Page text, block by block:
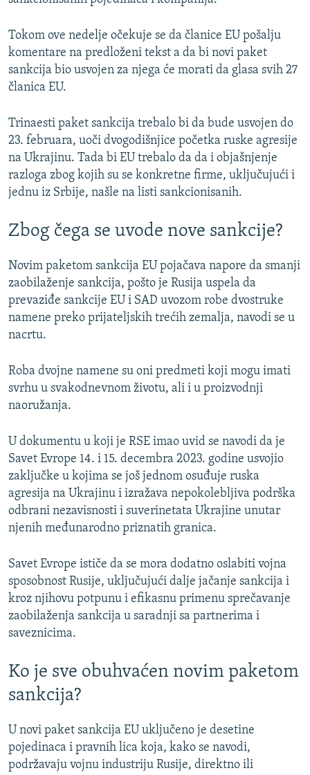
Tokom ove nedelje očekuje se da članice EU pošalju
komentare na predloženi tekst a da bi novi paket
sankcija bio usvojen za njega će morati da glasa svih 27
članica EU.
Trinaesti paket sankcija trebalo bi da bude usvojen do
23. februara, uoči dvogodišnjice početka ruske agresije
na Ukrajinu. Tada bi EU trebalo da da i objašnjenje
razloga zbog kojih su se konkretne firme, uključujući i
jednu iz Srbije, našle na listi sankcionisanih.
Zbog čega se uvode nove sankcije?
Novim paketom sankcija EU pojačava napore da smanji
zaobilaženje sankcija, pošto je Rusija uspela da
prevaziđe sankcije EU i SAD uvozom robe dvostruke
namene preko prijateljskih trećih zemalja, navodi se u
nacrtu.
Roba dvojne namene su oni predmeti koji mogu imati
svrhu u svakodnevnom životu, ali i u proizvodnji
naoružanja.
U dokumentu u koji je RSE imao uvid se navodi da je
Savet Evrope 14. i 15. decembra 2023. godine usvojio
zaključke u kojima se još jednom osuđuje ruska
agresija na Ukrajinu i izražava nepokolebljiva podrška
odbrani nezavisnosti i suverinetata Ukrajine unutar
njenih međunarodno priznatih granica.
Savet Evrope ističe da se mora dodatno oslabiti vojna
sposobnost Rusije, uključujući dalje jačanje sankcija i
kroz njihovu potpunu i efikasnu primenu sprečavanje
zaobilaženja sankcija u saradnji sa partnerima i
saveznicima.
Ko je sve obuhvaćen novim paketom
sankcija?
U novi paket sankcija EU uključeno je desetine
pojedinaca i pravnih lica koja, kako se navodi,
podržavaju vojnu industriju Rusije, direktno ili